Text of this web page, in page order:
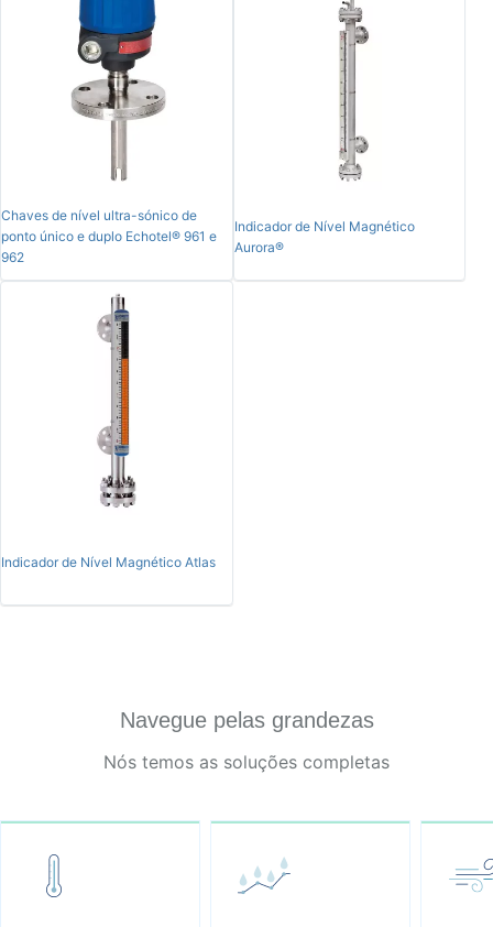
Chaves de nível ultra-sónico de
ponto único e duplo Echotel® 961 e
962
Indicador de Nível Magnético
Aurora®
Indicador de Nível Magnético Atlas
Navegue pelas grandezas
Nós temos as soluções completas